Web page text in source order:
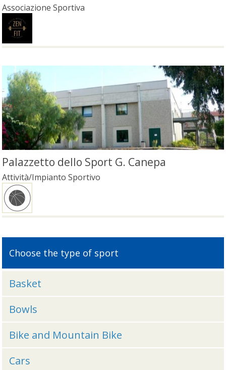
Associazione Sportiva
Palazzetto dello Sport G. Canepa
Attività/Impianto Sportivo
Choose the type of sport
Basket
Bowls
Bike and Mountain Bike
Cars